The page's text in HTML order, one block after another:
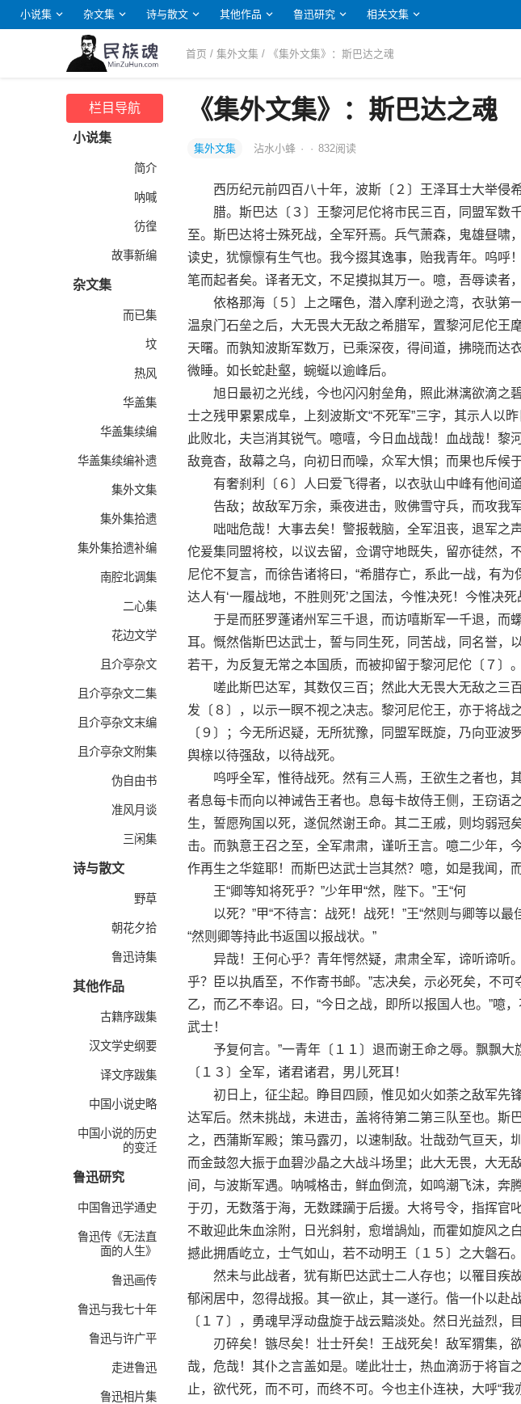
小说集 杂文集 诗与散文 其他作品 鲁迅研究 相关文集
首页 /集外文集 / 《集外文集》：斯巴达之魂
栏目导航
小说集
简介
呐喊
彷徨
故事新编
杂文集
而已集
坟
热风
华盖集
华盖集续编
华盖集续编补遗
集外文集
集外集拾遗
集外集拾遗补编
南腔北调集
二心集
花边文学
且介亭杂文
且介亭杂文二集
且介亭杂文末编
且介亭杂文附集
伪自由书
准风月谈
三闲集
诗与散文
野草
朝花夕拾
鲁迅诗集
其他作品
古籍序跋集
汉文学史纲要
译文序跋集
中国小说史略
中国小说的历史
的变迁
鲁迅研究
中国鲁迅学通史
鲁迅传《无法直
面的人生》
鲁迅画传
鲁迅与我七十年
鲁迅与许广平
走进鲁迅
鲁迅相片集
《集外文集》：斯巴达之魂
集外文集 沾水小蜂 · · 832阅读
西历纪元前四百八十年，波斯〔２〕王泽耳士大举侵
腊。斯巴达〔３〕王黎河尼佗将市民三百，同盟军数
至。斯巴达将士殊死战，全军歼焉。兵气萧森，鬼雄昼啸
读史，犹懔懔有生气也。我今掇其逸事，贻我青年。呜呼
笔而起者矣。译者无文，不足摸拟其万一。噫，吾辱读者
依格那海〔５〕上之曙色，潜入摩利逊之湾，衣驮第一
温泉门石垒之后，大无畏大无敌之希腊军，置黎河尼佗王
天曙。而孰知波斯军数万，已乘深夜，得间道，拂晓而达
微睡。如长蛇赴壑，蜿蜒以逾峰后。
旭日最初之光线，今也闪闪射垒角，照此淋漓欲滴之
士之残甲累累成阜，上刻波斯文“不死军”三字，其示人以
此败北，夫岂消其锐气。噫嘻，今日血战哉！血战哉！黎
敌竟杳，敌幕之乌，向初日而噪，众军大惧；而果也斥候
有奢刹利〔６〕人曰爱飞得者，以衣驮山中峰有他间
告敌；故敌军万余，乘夜进击，败佛雪守兵，而攻我军
咄咄危哉！大事去矣！警报戟脑，全军沮丧，退军之
佗爰集同盟将校，以议去留，佥谓守地既失，留亦徒然，
尼佗不复言，而徐告诸将曰，“希腊存亡，系此一战，有
达人有‘一履战地，不胜则死’之国法，今惟决死！今惟决
于是而胚罗蓬诸州军三千退，而访嘻斯军一千退，而
耳。慨然偕斯巴达武士，誓与同生死，同苦战，同名誉，
若干，为反复无常之本国质，而被抑留于黎河尼佗〔７〕。
嗟此斯巴达军，其数仅三百；然此大无畏大无敌之三
发〔８〕，以示一瞑不视之决志。黎河尼佗王，亦于将战
〔９〕；今无所迟疑，无所犹豫，同盟军既旋，乃向亚波
舆榇以待强敌，以待战死。
呜呼全军，惟待战死。然有三人焉，王欲生之者也，
者息每卡而向以神诫告王者也。息每卡故侍王侧，王窃语
生，誓愿殉国以死，遂侃然谢王命。其二王戚，则均弱冠
击。而孰意王召之至，全军肃肃，谨听王言。噫二少年，
作再生之华筵耶！而斯巴达武士岂其然？噫，如是我闻，
王“卿等知将死乎？”少年甲“然，陛下。”王“何
以死？”甲“不待言：战死！战死！”王“然则与卿等以最
“然则卿等持此书返国以报战状。”
异哉！王何心乎？青年愕然疑，肃肃全军，谛听谛听
乎？臣以执盾至，不作寄书邮。”志决矣，示必死矣，不
乙，而乙不奉诏。曰，“今日之战，即所以报国人也。”噫
武士！
予复何言。”一青年〔１１〕退而谢王命之辱。飘飘大
〔１３〕全军，诸君诸君，男儿死耳！
初日上，征尘起。睁目四顾，惟见如火如荼之敌军先
达军后。然未挑战，未进击，盖将待第二第三队至也。斯
之，西蒲斯军殿；策马露刃，以速制敌。壮哉劲气亘天，
而金鼓忽大振于血碧沙晶之大战斗场里；此大无畏，大无
间，与波斯军遇。呐喊格击，鲜血倒流，如鸣潮飞沫，奔
于刃，无数落于海，无数蹂躏于后援。大将号令，指挥官
不敢迎此朱血涂附，日光斜射，愈增諣灿，而霍如旋风之
撼此拥盾屹立，士气如山，若不动明王〔１５〕之大磐石。
然未与此战者，犹有斯巴达武士二人存也；以罹目疾
郁闲居中，忽得战报。其一欲止，其一遂行。偕一仆以赴
〔１７〕，勇魂早浮动盘旋于战云黯淡处。然日光益烈，
刃碎矣！镞尽矣！壮士歼矣！王战死矣！敌军猬集，
哉，危哉！其仆之言盖如是。嗟此壮士，热血滴沥于将盲
止，欲代死，而不可，而终不可。今也主仆连袂，大呼“我